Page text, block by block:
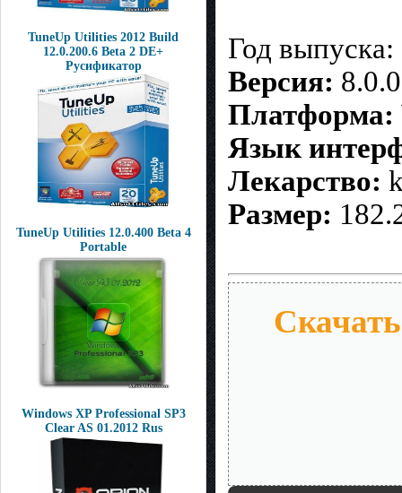
TuneUp Utilities 2012 Build
12.0.200.6 Beta 2 DE+
Русификатор
TuneUp Utilities 12.0.400 Beta 4
Portable
Windows XP Professional SP3
Clear AS 01.2012 Rus
Год выпуска:
Версия:
Платформа:
Язык
Лекарство:
Размер: